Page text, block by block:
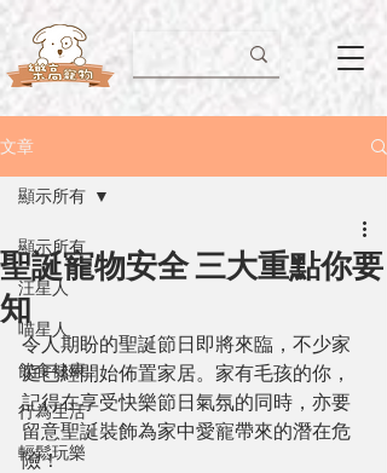
文章
顯示所有
汪星人
喵星人
飲食健康
行為生活
輕鬆玩樂
顯示所有
聖誕寵物安全 三大重點你要
知
令人期盼的聖誕節日即將來臨，不少家
庭已經開始佈置家居。家有毛孩的你，
記得在享受快樂節日氣氛的同時，亦要
留意聖誕裝飾為家中愛寵帶來的潛在危
險！